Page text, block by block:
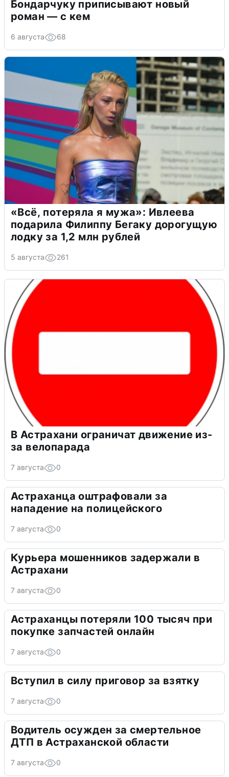
Бондарчуку приписывают новый
роман — с кем
6 августа 68
«Всё, потеряла я мужа»: Ивлеева
подарила Филиппу Бегаку дорогущую
лодку за 1,2 млн рублей
5 августа 261
В Астрахани ограничат движение из-
за велопарада
7 августа 0
Астраханца оштрафовали за
нападение на полицейского
7 августа 0
Курьера мошенников задержали в
Астрахани
7 августа 0
Астраханцы потеряли 100 тысяч при
покупке запчастей онлайн
7 августа 0
Вступил в силу приговор за взятку
7 августа 0
Водитель осужден за смертельное
ДТП в Астраханской области
7 августа 0